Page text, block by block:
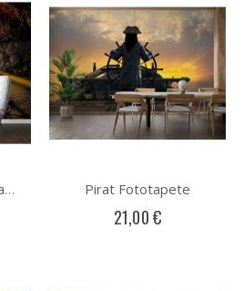
Sandige Grotte Fototapete Pirat Fototapete
21,00 €